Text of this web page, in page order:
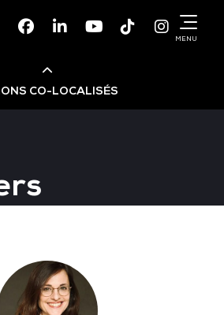
FacebookLinkedinYoutubeTikTok
MENU
CO-LOCALISÉS
Summit